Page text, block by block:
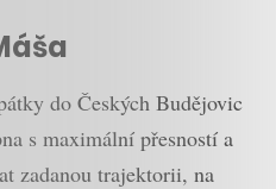
do Českých Budějovic
s maximální přesností a
zadanou trajektorii, na